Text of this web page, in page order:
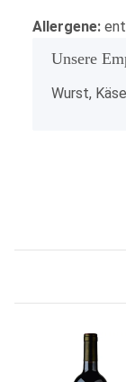
Allergene:
x
Unsere
Wurst,